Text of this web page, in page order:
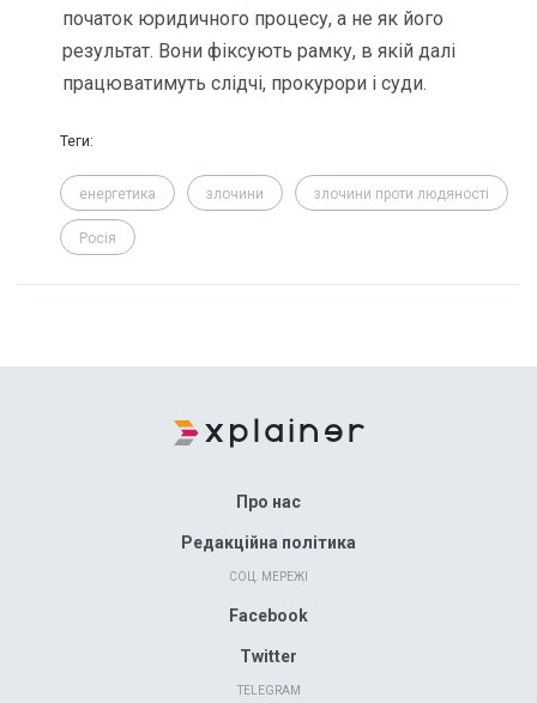
початок юридичного процесу, а не як його
результат. Вони фіксують рамку, в якій далі
працюватимуть слідчі, прокурори і суди.
Теги:
енергетика злочини злочини проти людяності
Росія
Про нас
Редакційна політика
СОЦ. МЕРЕЖІ
Facebook
Twitter
TELEGRAM